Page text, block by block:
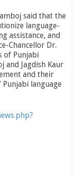
said that the
language-
assistance, and
Chancellor Dr.
of Punjabi
and Jagdish Kaur
and their
language